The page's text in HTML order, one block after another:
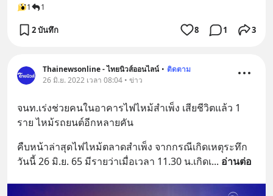
1 1
2 บันทึก 8 1 3
Thainewsonline - ไทยนิวส์ออนไลน์ • ติดตาม
26 มิ.ย. 2022 เวลา 08:04 • ข่าว
จนท.เร่งช่วยคนในอาคารไฟไหม้สำเพ็ง เสียชีวิตแล้ว 1
ราย ไหม้รถยนต์อีกหลายคัน
คืบหน้าล่าสุดไฟไหม้ตลาดสำเพ็ง จากกรณีเกิดเหตุระทึก
วันนี้ 26 มิ.ย. 65 มีรายว่าเมื่อเวลา 11.30 น.เกิดเ... อ่านต่อ